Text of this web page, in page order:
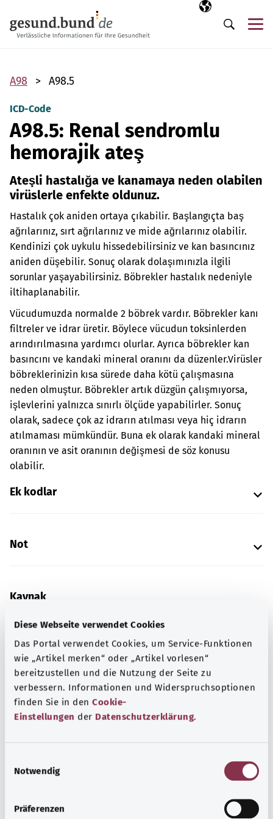
Diese Webseite verwendet Cookies
Das Portal verwendet Cookies, um Service-Funktionen
wie „Artikel merken“ oder „Artikel vorlesen“
bereitzustellen und die Nutzung der Seite zu
verbessern. Informationen und Widerspruchsoptionen
finden Sie in den Cookie-
Einstellungen der Datenschutzerklärung.
Notwendig
Präferenzen
Seçili dil
TR
Arama
A98 A98.5
ICD-Code
A98.5: Renal sendromlu
hemorajik ateş
Ateşli hastalığa ve kanamaya neden olabilen
virüslerle enfekte oldunuz.
Hastalık çok aniden ortaya çıkabilir. Başlangıçta baş
ağrılarınız, sırt ağrılarınız ve mide ağrılarınız olabilir.
Kendinizi çok uykulu hissedebilirsiniz ve kan basıncınız
aniden düşebilir. Sonuç olarak dolaşımınızla ilgili
sorunlar yaşayabilirsiniz. Böbrekler hastalık nedeniyle
iltihaplanabilir.
Vücudumuzda normalde 2 böbrek vardır. Böbrekler kanı
filtreler ve idrar üretir. Böylece vücudun toksinlerden
arındırılmasına yardımcı olurlar. Ayrıca böbrekler kan
basıncını ve kandaki mineral oranını da düzenler.Virüsler
böbreklerinizin kısa sürede daha kötü çalışmasına
neden olmuştur. Böbrekler artık düzgün çalışmıyorsa,
işlevlerini yalnızca sınırlı ölçüde yapabilirler. Sonuç
olarak, sadece çok az idrarın atılması veya hiç idrarın
atılmaması mümkündür. Buna ek olarak kandaki mineral
oranının ve asit oranının değişmesi de söz konusu
olabilir.
Ek kodlar
Not
Kaynak
gemeinnützige GmbH tarafından sağlanmıştır.
Kapsamlı bilgi
Diğer yazılar